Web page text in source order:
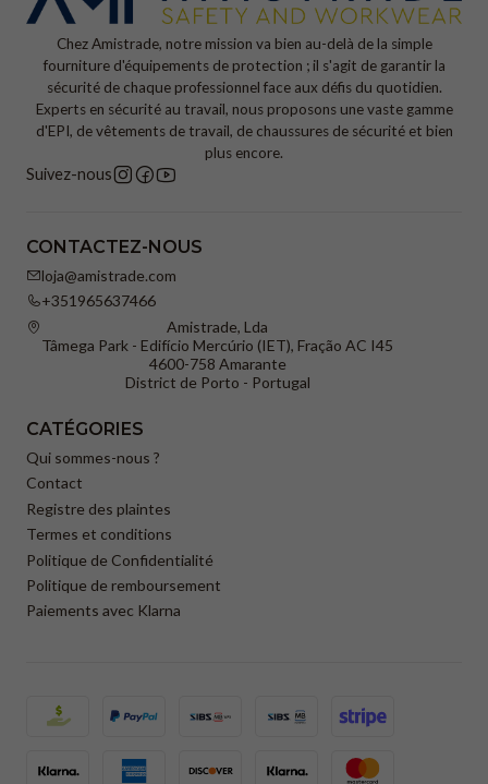
Chez Amistrade, notre mission va bien au-delà de la simple
fourniture d'équipements de protection ; il s'agit de garantir la
sécurité de chaque professionnel face aux défis du quotidien.
Experts en sécurité au travail, nous proposons une vaste gamme
d'EPI, de vêtements de travail, de chaussures de sécurité et bien
plus encore.
Suivez-nous
CONTACTEZ-NOUS
loja@amistrade.com
+351965637466
Amistrade, Lda
Tâmega Park - Edifício Mercúrio (IET), Fração AC I45
4600-758 Amarante
District de Porto - Portugal
CATÉGORIES
Qui sommes-nous ?
Contact
Registre des plaintes
Termes et conditions
Politique de Confidentialité
Politique de remboursement
Paiements avec Klarna